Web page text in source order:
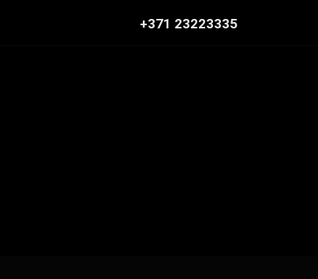
+371 23223335